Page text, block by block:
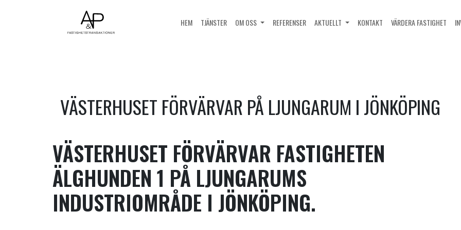
HEM TJÄNSTER OM OSS REFERENSER AKTUELLT KONTAKT VÄRDERA FASTIGHET
VÄSTERHUSET FÖRVÄRVAR PÅ LJUNGARUM I JÖNKÖPING
VÄSTERHUSET FÖRVÄRVAR FASTIGHETEN
ÄLGHUNDEN 1 PÅ LJUNGARUMS
INDUSTRIOMRÅDE I JÖNKÖPING.